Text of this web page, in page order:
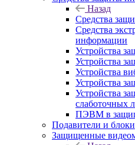
Назад
Средства
Средства
информации
Устройства
Устройства
Устройства
Устройства
Устройства
слаботочных
ПЭВМ в
Подавители и
Защищенные